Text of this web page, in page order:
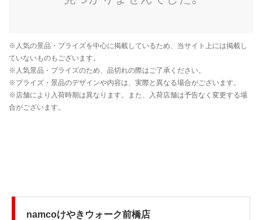
namcoけやきウォーク前橋店